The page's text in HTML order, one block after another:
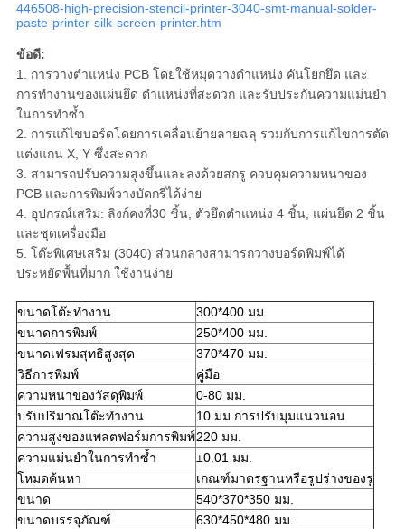
446508-high-precision-stencil-printer-3040-smt-manual-solder-
paste-printer-silk-screen-printer.htm
ข้อดี:
1. การวางตำแหน่ง PCB โดยใช้หมุดวางตำแหน่ง คันโยกยึด และ
การทำงานของแผ่นยึด ตำแหน่งที่สะดวก และรับประกันความแม่นยำ
ในการทำซ้ำ
2. การแก้ไขบอร์ดโดยการเคลื่อนย้ายลายฉลุ รวมกับการแก้ไขการตัด
แต่งแกน X, Y ซึ่งสะดวก
3. สามารถปรับความสูงขึ้นและลงด้วยสกรู ควบคุมความหนาของ
PCB และการพิมพ์วางบัดกรีได้ง่าย
4. อุปกรณ์เสริม: ลิงก์คงที่30 ชิ้น, ตัวยึดตำแหน่ง 4 ชิ้น, แผ่นยึด 2 ชิ้น
และชุดเครื่องมือ
5. โต๊ะพิเศษเสริม (3040) ส่วนกลางสามารถวางบอร์ดพิมพ์ได้
ประหยัดพื้นที่มาก ใช้งานง่าย
ขนาดโต๊ะทำงาน
300*400 มม.
ขนาดการพิมพ์
250*400 มม.
ขนาดเฟรมสุทธิสูงสุด
370*470 มม.
วิธีการพิมพ์
คู่มือ
ความหนาของวัสดุพิมพ์
0-80 มม.
ปรับปริมาณโต๊ะทำงาน
10 มม.การปรับมุมแนวนอน
ความสูงของแพลตฟอร์มการพิมพ์220 มม.
ความแม่นยำในการทำซ้ำ
±0.01 มม.
โหมดค้นหา
เกณฑ์มาตรฐานหรือรูปร่างของรู
ขนาด
540*370*350 มม.
ขนาดบรรจุภัณฑ์
630*450*480 มม.